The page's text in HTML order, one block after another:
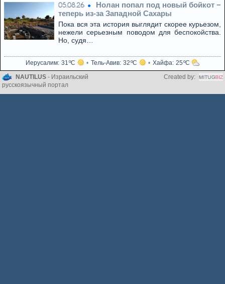
05.08.26
Нолан попал под новый бойкот −
теперь из‑за Западной Сахары
Пока вся эта история выглядит скорее курьезом,
нежели серьезным поводом для беспокойства.
Но, судя…
Иерусалим 31 Тель-Авив 32 Хайфа 25
NAUTILUS - Израильский
русскоязычный портал
Created by: